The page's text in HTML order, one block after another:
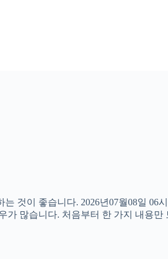
것이 좋습니다. 2026년07월08일 06
많습니다. 처음부터 한 가지 내용